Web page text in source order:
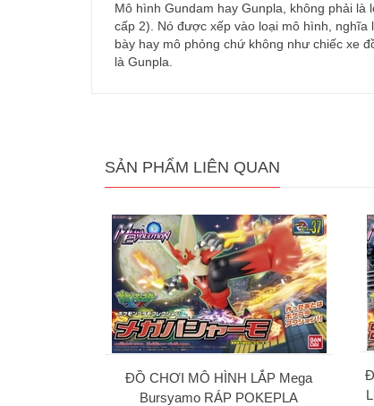
Mô hình Gundam hay Gunpla, không phải
cấp 2). Nó được xếp vào loại mô hình,
bày hay mô phỏng chứ không như chiếc xe
là Gunpla.
SẢN PHẨM LIÊN QUAN
ĐỒ CHƠI MÔ HÌNH LẮP Mega
Bursyamo RÁP POKEPLA